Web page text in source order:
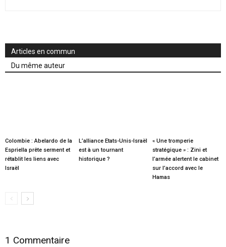
Articles en commun
Du même auteur
Colombie : Abelardo de la
Espriella prête serment et
rétablit les liens avec
Israël
L’alliance Etats-Unis-Israël
est à un tournant
historique ?
« Une tromperie
stratégique » : Zini et
l’armée alertent le cabinet
sur l’accord avec le
Hamas
1 Commentaire